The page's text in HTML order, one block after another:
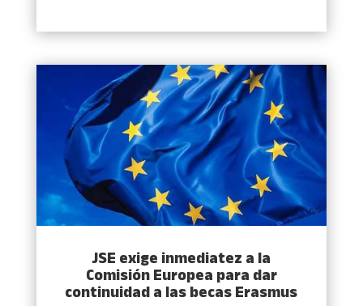
JSE exige inmediatez a la
Comisión Europea para dar
continuidad a las becas Erasmus